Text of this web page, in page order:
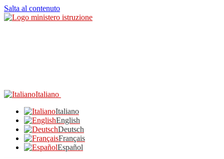
Salta al contenuto
Italiano
Italiano
English
Deutsch
Français
Español